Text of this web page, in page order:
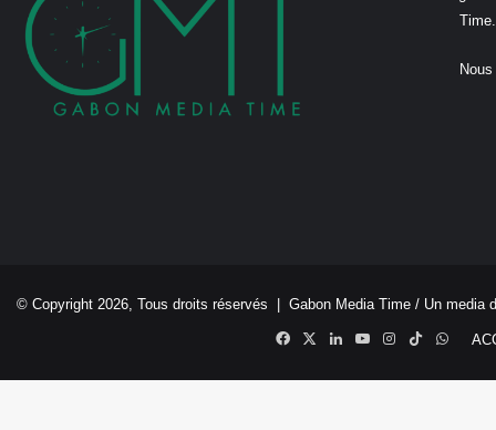
Time.
© Copyright 2026, Tous droits réservés | Gabon Media Time / Un media
Facebook
X LinkedinYouTubeInstagram
TikTok